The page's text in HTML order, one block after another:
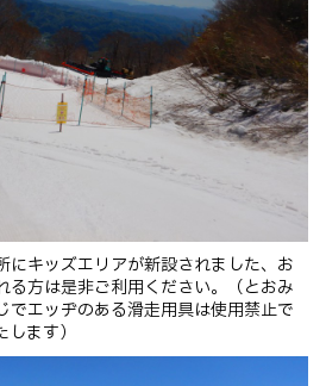
にキッズエリアが新設されました、お
る方は是非ご利用ください。（とおみ
でエッヂのある滑走用具は使用禁止で
ます）